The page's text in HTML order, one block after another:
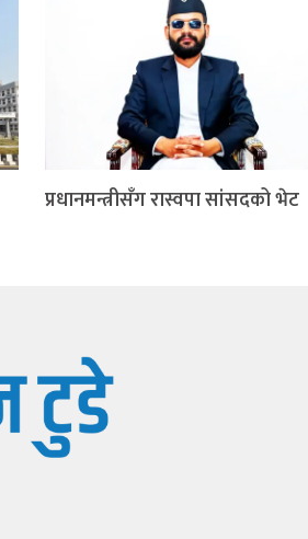
प्रधानमन्त्रीसँग रास्वपा सांसदको भेट